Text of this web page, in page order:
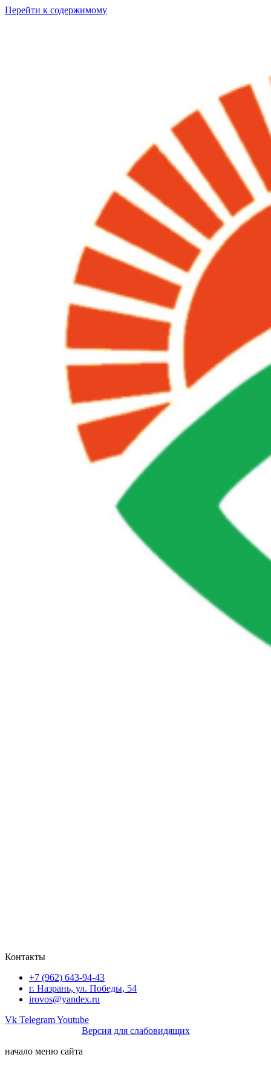
Перейти к содержимому
Контакты
+7 (962) 643-94-43
г. Назрань, ул. Победы, 54
irovos@yandex.ru
Vk TelegramYoutube
Версия для слабовидящих
начало меню сайта